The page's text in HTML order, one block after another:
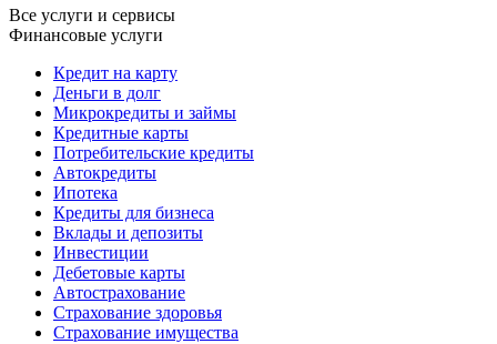
Все услуги и сервисы
Финансовые услуги
Кредит на карту
Деньги в долг
Микрокредиты и займы
Кредитные карты
Потребительские кредиты
Автокредиты
Ипотека
Кредиты для бизнеса
Вклады и депозиты
Инвестиции
Дебетовые карты
Автострахование
Страхование здоровья
Страхование имущества